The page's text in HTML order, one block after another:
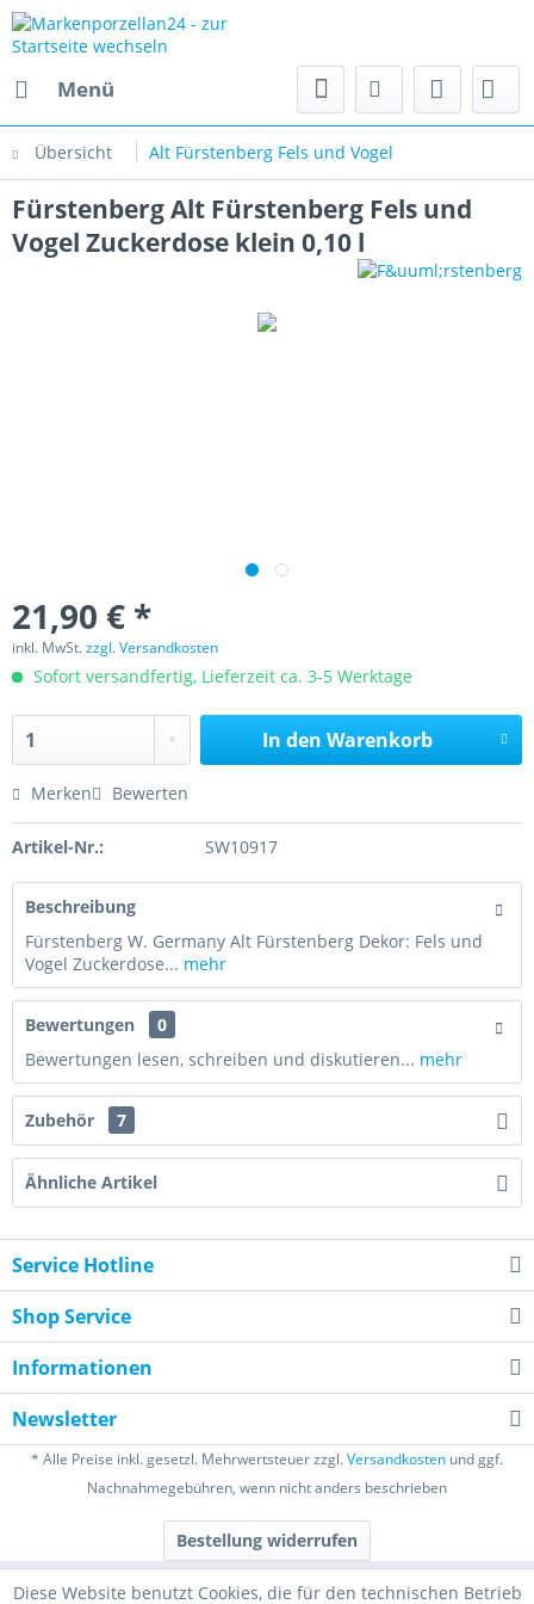
Menü
Übersicht Alt Fürstenberg Fels und Vogel
Fürstenberg Alt Fürstenberg Fels und
Vogel Zuckerdose klein 0,10 l
21,90 € *
inkl. MwSt.zzgl. Versandkosten
Sofort versandfertig, Lieferzeit ca. 3-5 Werktage
In den Warenkorb
Merken Bewerten
Artikel-Nr.: SW10917
Beschreibung
Fürstenberg W. Germany Alt Fürstenberg Dekor: Fels und
Vogel Zuckerdose... mehr
Bewertungen
0
Bewertungen lesen, schreiben und diskutieren... mehr
Zubehör 7
Ähnliche Artikel
Service Hotline
Shop Service
Informationen
Newsletter
* Alle Preise inkl. gesetzl. Mehrwertsteuer zzgl.Versandkosten und ggf.
Nachnahmegebühren, wenn nicht anders beschrieben
Bestellung widerrufen
Diese Website benutzt Cookies, die für den technischen Betrieb